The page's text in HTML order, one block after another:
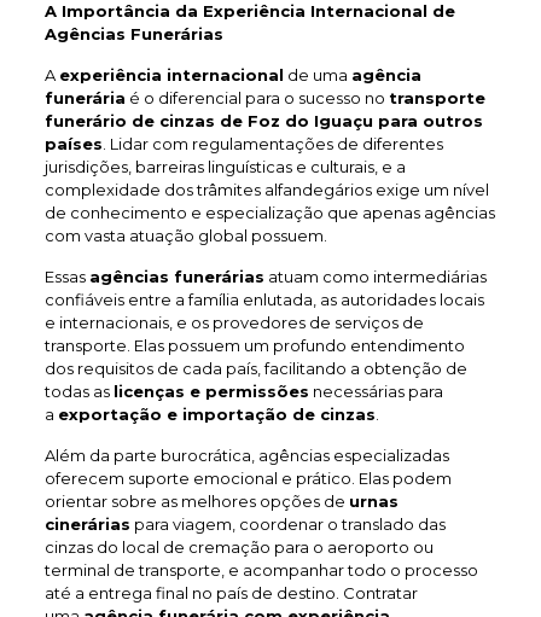
A Importância da Experiência Internacional de
Agências Funerárias
A experiência internacional de uma agência
funerária é o diferencial para o sucesso no transporte
funerário de cinzas de Foz do Iguaçu para outros
países . Lidar com regulamentações de diferentes
jurisdições, barreiras linguísticas e culturais, e a
complexidade dos trâmites alfandegários exige um nível
de conhecimento e especialização que apenas agências
com vasta atuação global possuem.
Essas agências funerárias atuam como intermediárias
confiáveis entre a família enlutada, as autoridades locais
e internacionais, e os provedores de serviços de
transporte. Elas possuem um profundo entendimento
dos requisitos de cada país, facilitando a obtenção de
todas as licenças e permissões necessárias para
a exportação e importação de cinzas
Além da parte burocrática, agências especializadas
oferecem suporte emocional e prático. Elas podem
orientar sobre as melhores opções de urnas
cinerárias para viagem, coordenar o translado das
cinzas do local de cremação para o aeroporto ou
terminal de transporte, e acompanhar todo o processo
até a entrega final no país de destino. Contratar